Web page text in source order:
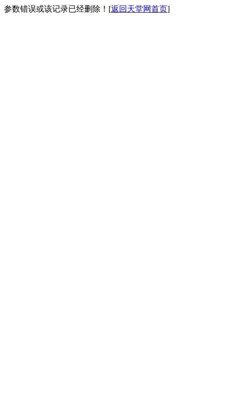
参数错误或该记录已经删除！[返回天堂网首页]